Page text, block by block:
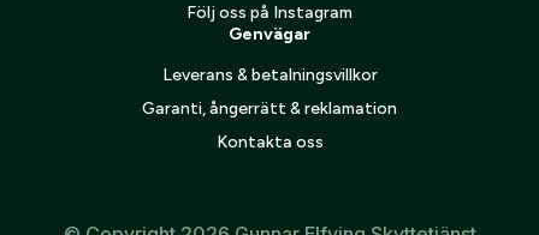
Följ oss på Instagram
Genvägar
Leverans & betalningsvillkor
Garanti, ångerrätt & reklamation
Kontakta oss